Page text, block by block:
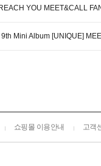
YOU MEET&CALL
Mini Album [UNIQUE]
쇼핑몰 이용안내 고객